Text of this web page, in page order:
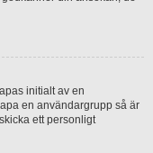
initialt av en
en användargrupp så är
ett personligt